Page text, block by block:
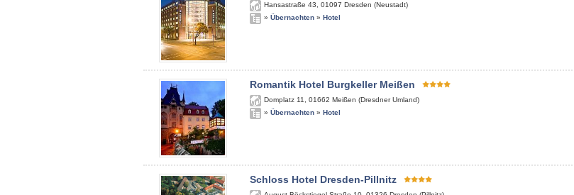
Hansastraße 43 01097 Dresden (Neustadt)
» Übernachten » Hotel
Romantik Hotel Burgkeller Meißen
Domplatz 11 01662 Meißen (Dresdner Umland)
» Übernachten » Hotel
Schloss Hotel Dresden-Pillnitz